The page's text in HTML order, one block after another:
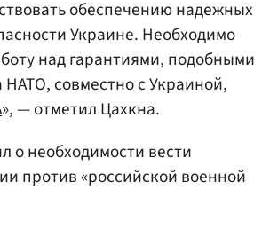
обеспечению надежных
Украине. Необходимо
над гарантиями, подобными
НАТО, совместно с Украиной,
», — отметил Цахкна.
о необходимости вести
против «российской военной